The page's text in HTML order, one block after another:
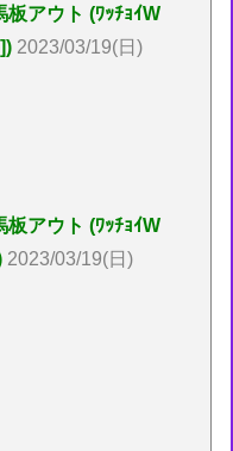
アウト (ﾜｯﾁｮｲW
2023/03/19(日)
アウト (ﾜｯﾁｮｲW
2023/03/19(日)